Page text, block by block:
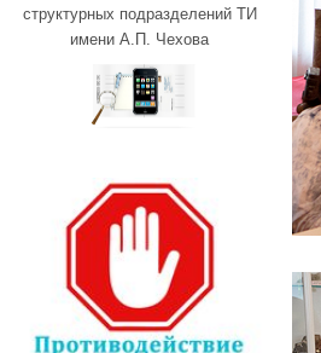
структурных подразделений ТИ
имени А.П. Чехова